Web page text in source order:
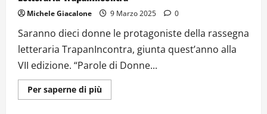
Michele Giacalone 9 Marzo 2025 0
Saranno dieci donne le protagoniste della rassegna
letteraria TrapanIncontra, giunta quest’anno alla
VII edizione. “Parole di Donne...
Per saperne di piùUlteriori
informazioni